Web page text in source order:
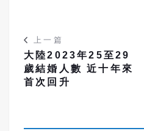
上一篇
大陸2023年25至29
歲結婚人數 近十年來
首次回升